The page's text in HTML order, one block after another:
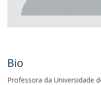
Bio
Professora da Universidade